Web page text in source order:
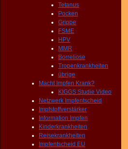
Tetanus
Pocken
Grippe
FSME
HPV
MMR
Borreliose
Tropenkrankheiten
übrige
Macht Impfen Krank?
KIGGS Studie Video
Netzwerk Impfentscheid
Impfstoffverstärker
Information Impfen
Kinderkrankheiten
Reisekrankheiten
Impfentscheid EU